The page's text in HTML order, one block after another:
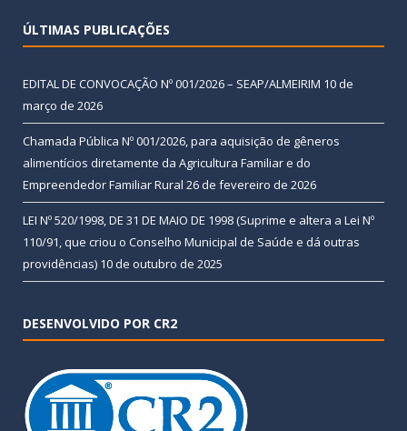
ÚLTIMAS PUBLICAÇÕES
EDITAL DE CONVOCAÇÃO Nº 001/2026 – SEAP/ALMEIRIM 10 de
março de 2026
Chamada Pública Nº 001/2026, para aquisição de gêneros
alimentícios diretamente da Agricultura Familiar e do
Empreendedor Familiar Rural 26 de fevereiro de 2026
LEI Nº 520/1998, DE 31 DE MAIO DE 1998 (Suprime e altera a Lei Nº
110/91, que criou o Conselho Municipal de Saúde e dá outras
providências) 10 de outubro de 2025
DESENVOLVIDO POR CR2